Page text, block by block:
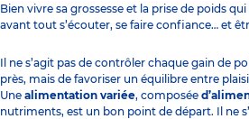
Bien vivre sa grossesse et la prise de poids qui
avant tout s’écouter, se faire confiance… et
Il ne s’agit pas de contrôler chaque gain de
près, mais de favoriser un équilibre entre
Une alimentation variée, composée
nutriments, est un bon point de départ. Il ne